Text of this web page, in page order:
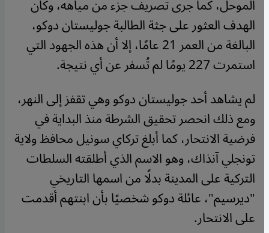
الموحل، كما جرى تصريف جزء من مياهه، وكان
الهدف العثور على جثة الطالبة جوليستان دوكو،
البالغة من العمر 21 عامًا، إلا أن هذه الجهود التي
استمرت 227 يومًا لم تُسفر عن أي نتيجة.
لم يشاهد أحد جوليستان دوكو وهي تقفز إلى النهر،
ومع ذلك انحصر تحقيق الشرطة منذ البداية في
فرضية الانتحار، كما أبلغ تركاي سونيل محافظ ولاية
تونجلي آنذاك، وهو الاسم الذي أطلقته السلطات
التركية على المدينة بدلًا من اسمها التاريخي
"ديرسيم"، عائلة دوكو شخصيًا بأن ابنتهم أقدمت
على الانتحار.